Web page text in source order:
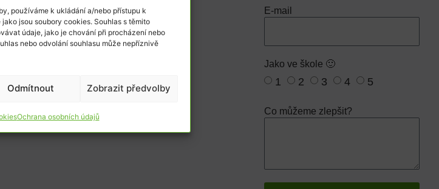
používáme k ukládání a/nebo přístupu k
jsou soubory cookies. Souhlas s těmito
údaje, jako je chování při procházení nebo
nebo odvolání souhlasu může nepříznivě
Odmítnout Zobrazit předvolby
Ochrana osobních údajů
E-mail
Jako ve škole 🙂
1 2 3 4 5
Co můžeme zlepšit?